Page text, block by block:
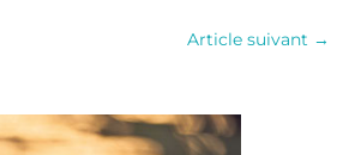
Article suivant →